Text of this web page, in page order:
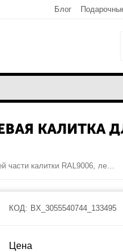
Блог
Комплект верхней части калитки RAL9006, левая калитка для подъёмных секционных ворот
КОД: BX_3055540744_133495
Цена